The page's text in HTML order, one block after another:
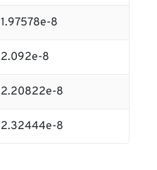
1.97578e-8
2.092e-8
2.20822e-8
2.32444e-8